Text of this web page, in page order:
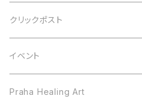
クリックポスト
イベント
Praha Healing Art